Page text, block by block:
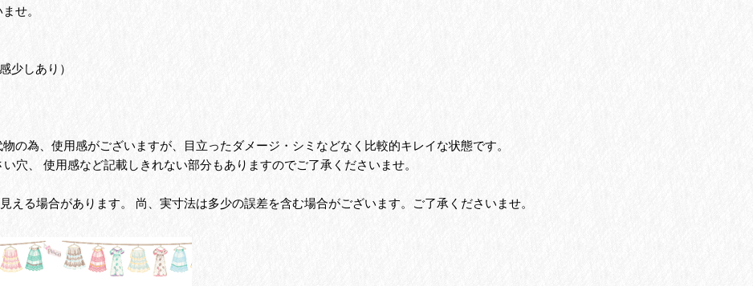
せ。
しあり）
、使用感がございますが、目立ったダメージ・シミなどなく比較的キレイな状態です。
穴、 使用感など記載しきれない部分もありますのでご了承くださいませ。
る場合があります。 尚、実寸法は多少の誤差を含む場合がございます。ご了承くださいませ。